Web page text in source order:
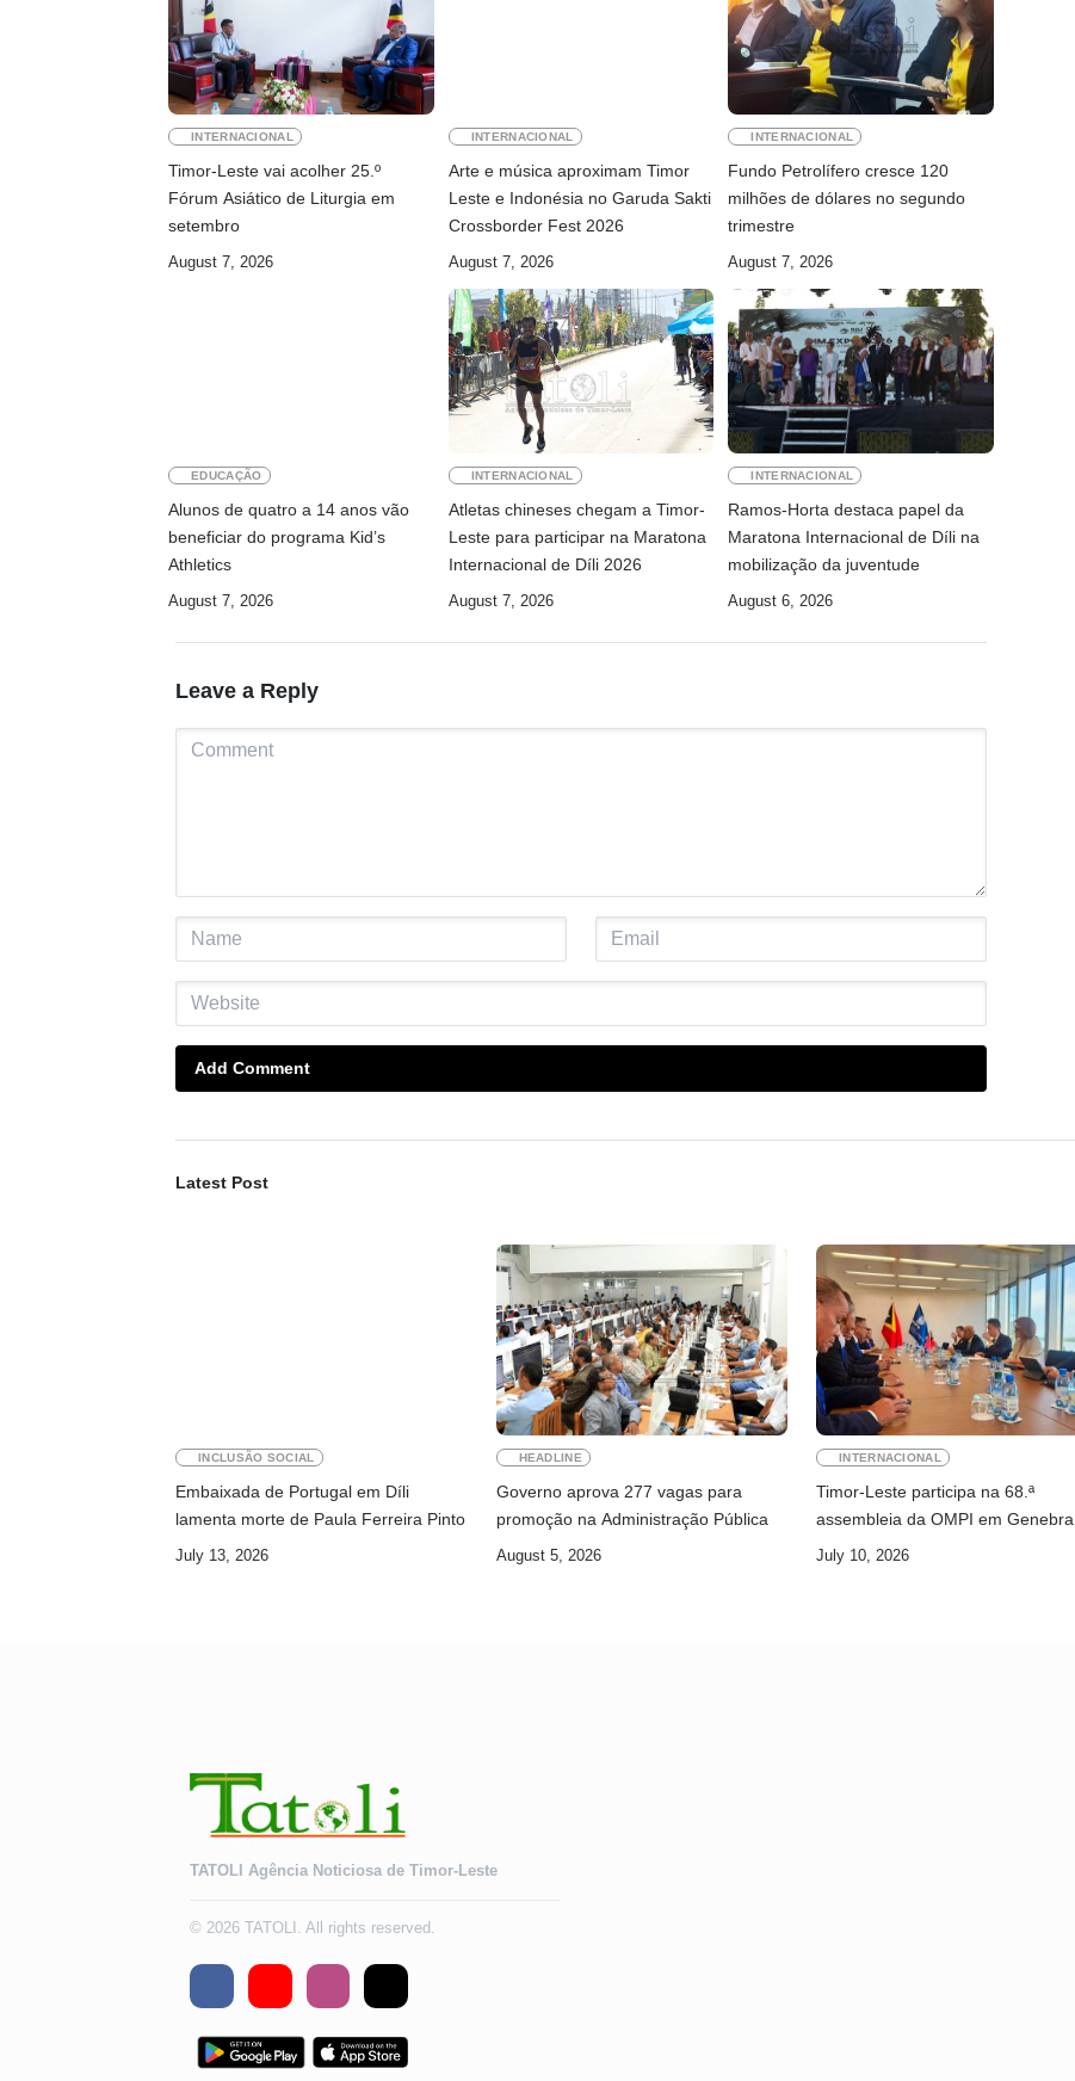
INTERNACIONAL
Timor-Leste vai acolher 25.º
Fórum Asiático de Liturgia em
setembro
August 7, 2026
INTERNACIONAL
Arte e música aproximam Timor
Leste e Indonésia no Garuda Sakti
Crossborder Fest 2026
August 7, 2026
INTERNACIONAL
Fundo Petrolífero cresce 120
milhões de dólares no segundo
trimestre
August 7, 2026
EDUCAÇÃO
Alunos de quatro a 14 anos vão
beneficiar do programa Kid’s
Athletics
August 7, 2026
INTERNACIONAL
Atletas chineses chegam a Timor-
Leste para participar na Maratona
Internacional de Díli 2026
August 7, 2026
INTERNACIONAL
Ramos-Horta destaca papel da
Maratona Internacional de Díli na
mobilização da juventude
August 6, 2026
Leave a Reply
Add Comment
Latest Post
INCLUSÃO SOCIAL
Embaixada de Portugal em Díli
lamenta morte de Paula Ferreira Pinto
July 13, 2026
HEADLINE
Governo aprova 277 vagas para
promoção na Administração Pública
August 5, 2026
INTERNACIONAL
Timor-Leste participa na 68.ª
assembleia da OMPI em Genebra
July 10, 2026
TATOLI Agência Noticiosa de Timor-Leste
© 2026 TATOLI. All rights reserved.